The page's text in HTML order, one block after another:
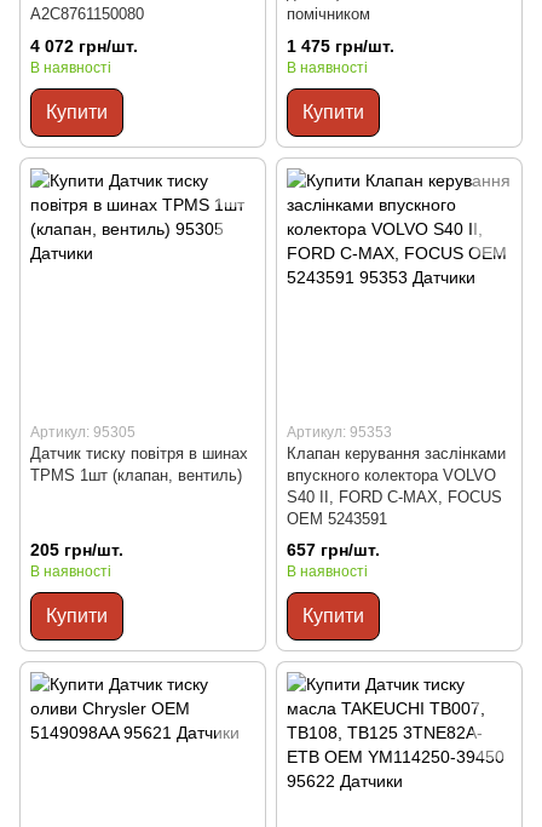
A2C8761150080
4 072 грн/шт.
В наявності
Купити
помічником
1 475 грн/шт.
В наявності
Купити
Артикул: 95305
Датчик тиску повітря в шинах
TPMS 1шт (клапан, вентиль)
205 грн/шт.
В наявності
Купити
Артикул: 95353
Клапан керування заслінками
впускного колектора VOLVO
S40 II, FORD C-MAX, FOCUS
OEM 5243591
657 грн/шт.
В наявності
Купити